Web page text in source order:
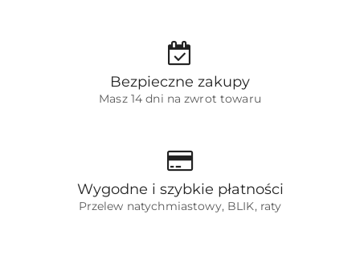
Bezpieczne zakupy
Masz 14 dni na zwrot towaru
Wygodne i szybkie płatności
Przelew natychmiastowy, BLIK, raty